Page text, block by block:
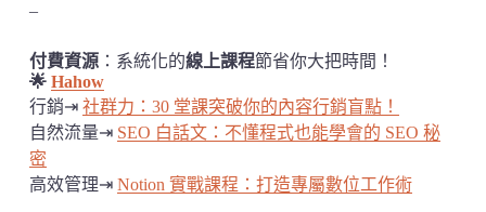
–
付費資源：系統化的線上課程節省你大把時間！
🌟 Hahow
行銷⇥ 社群力：30 堂課突破你的內容行銷盲點！
自然流量⇥ SEO 白話文：不懂程式也能學會的 SEO 秘
密
高效管理⇥ Notion 實戰課程：打造專屬數位工作術